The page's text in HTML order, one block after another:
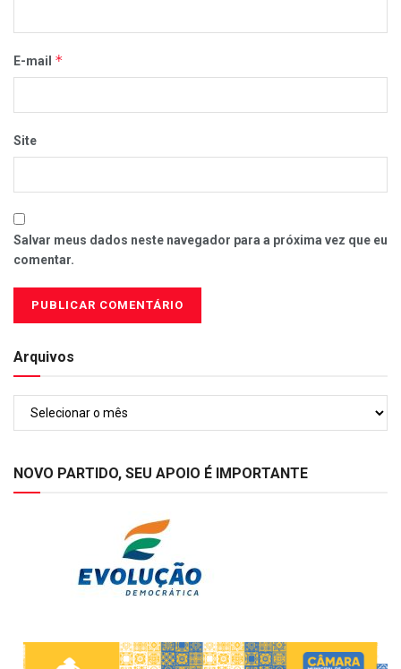
E-mail *
Site
Salvar meus dados neste navegador para a próxima vez que eu
comentar.
Arquivos
NOVO PARTIDO, SEU APOIO É IMPORTANTE